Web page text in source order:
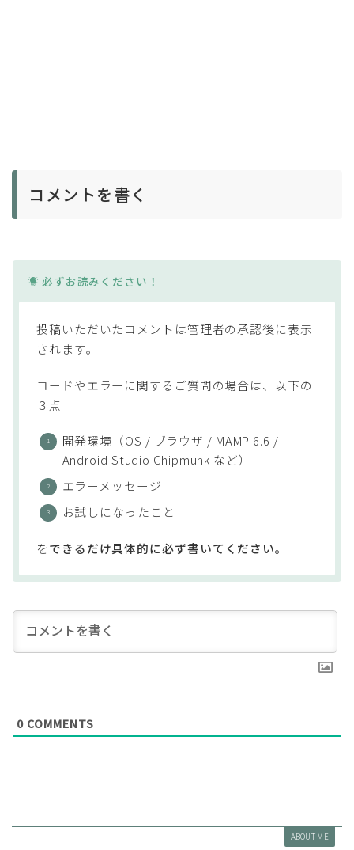
コメントを書く
必ずお読みください！
投稿いただいたコメントは管理者の承認後に表示
されます。
コードやエラーに関するご質問の場合は、以下の
３点
開発環境（OS / ブラウザ / MAMP 6.6 /
Android Studio Chipmunk など）
エラーメッセージ
お試しになったこと
をできるだけ具体的に必ず書いてください。
0 COMMENTS
ABOUT ME